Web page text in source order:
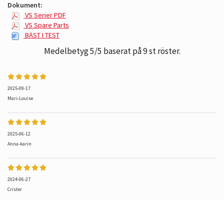
Dokument:
VS Serier PDF
VS Spare Parts
BÄST I TEST
Medelbetyg5/5 baserat på9st röster.
2025-09-17
Mari-Louise
2025-06-12
Anna-karin
2024-06-27
Crister